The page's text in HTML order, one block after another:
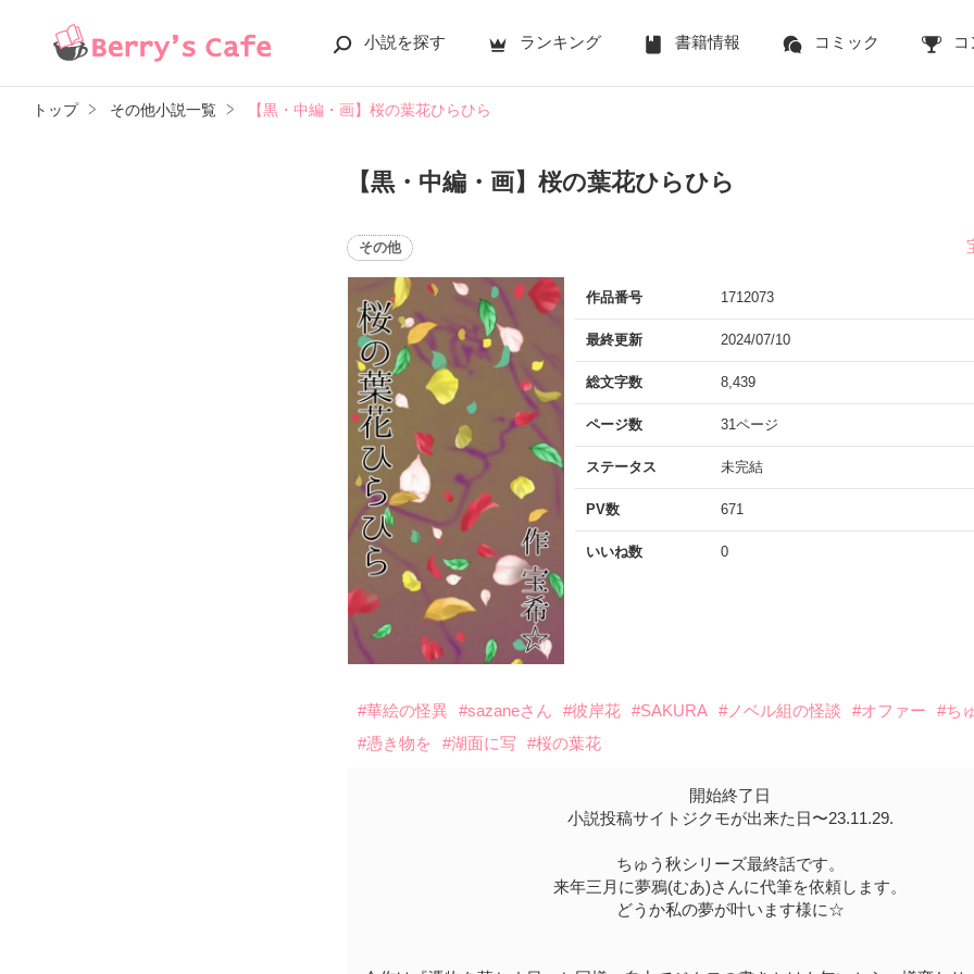
小説を探す ランキング 書籍情報 コミック
トップ その他小説一覧 【黒・中編・画】桜の葉花ひらひら
【黒・中編・画】桜の葉花ひらひら
その他
作品番号 1712073
最終更新 2024/07/10
総文字数 8,439
ページ数 31ページ
ステータス 未完結
PV数 671
いいね数 0
#華絵の怪異 #sazaneさん #彼岸花 #SAKURA #ノベル組の怪談 #オファー
#ち
#憑き物を
#湖面に写 #桜の葉花
開始終了日
小説投稿サイトジクモが出来た日〜23.11.29.
ちゅう秋シリーズ最終話です。
来年三月に夢鴉(むあ)さんに代筆を依頼します。
どうか私の夢が叶います様に☆